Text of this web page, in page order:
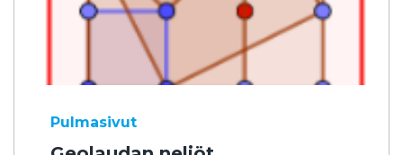
Pulmasivut